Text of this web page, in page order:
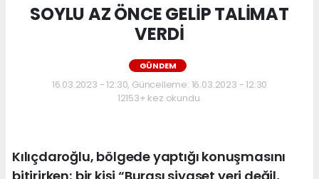
SOYLU AZ ÖNCE GELİP TALİMAT
VERDİ
GÜNDEM
16.03.2023 - 12:30, Güncelleme: 16.03.2023 - 12:30
12153+ kez okundu.
Kılıçdaroğlu, bölgede yaptığı konuşmasını